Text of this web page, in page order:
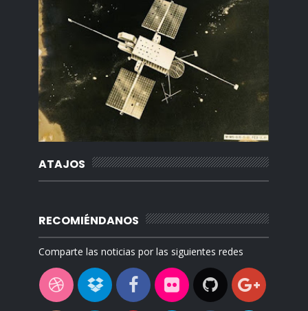
ATAJOS
RECOMIÉNDANOS
Comparte las noticias por las siguientes redes